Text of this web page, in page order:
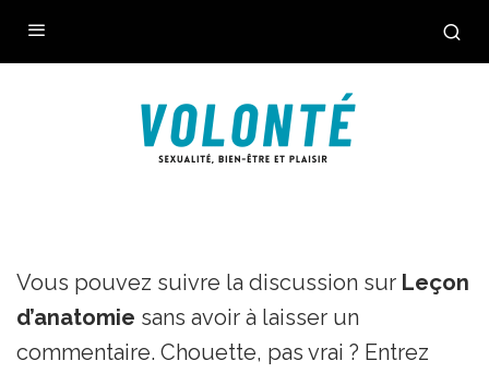
Vous pouvez suivre la discussion sur Leçon
d’anatomie sans avoir à laisser un
commentaire. Chouette, pas vrai ? Entrez